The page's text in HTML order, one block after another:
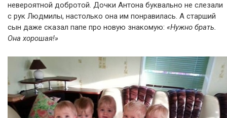
невероятной добротой. Дочки Антона буквально не слезали
с рук Людмилы, настолько она им понравилась. А старший
сын даже сказал папе про новую знакомую: «Нужно брать.
Она хорошая!»